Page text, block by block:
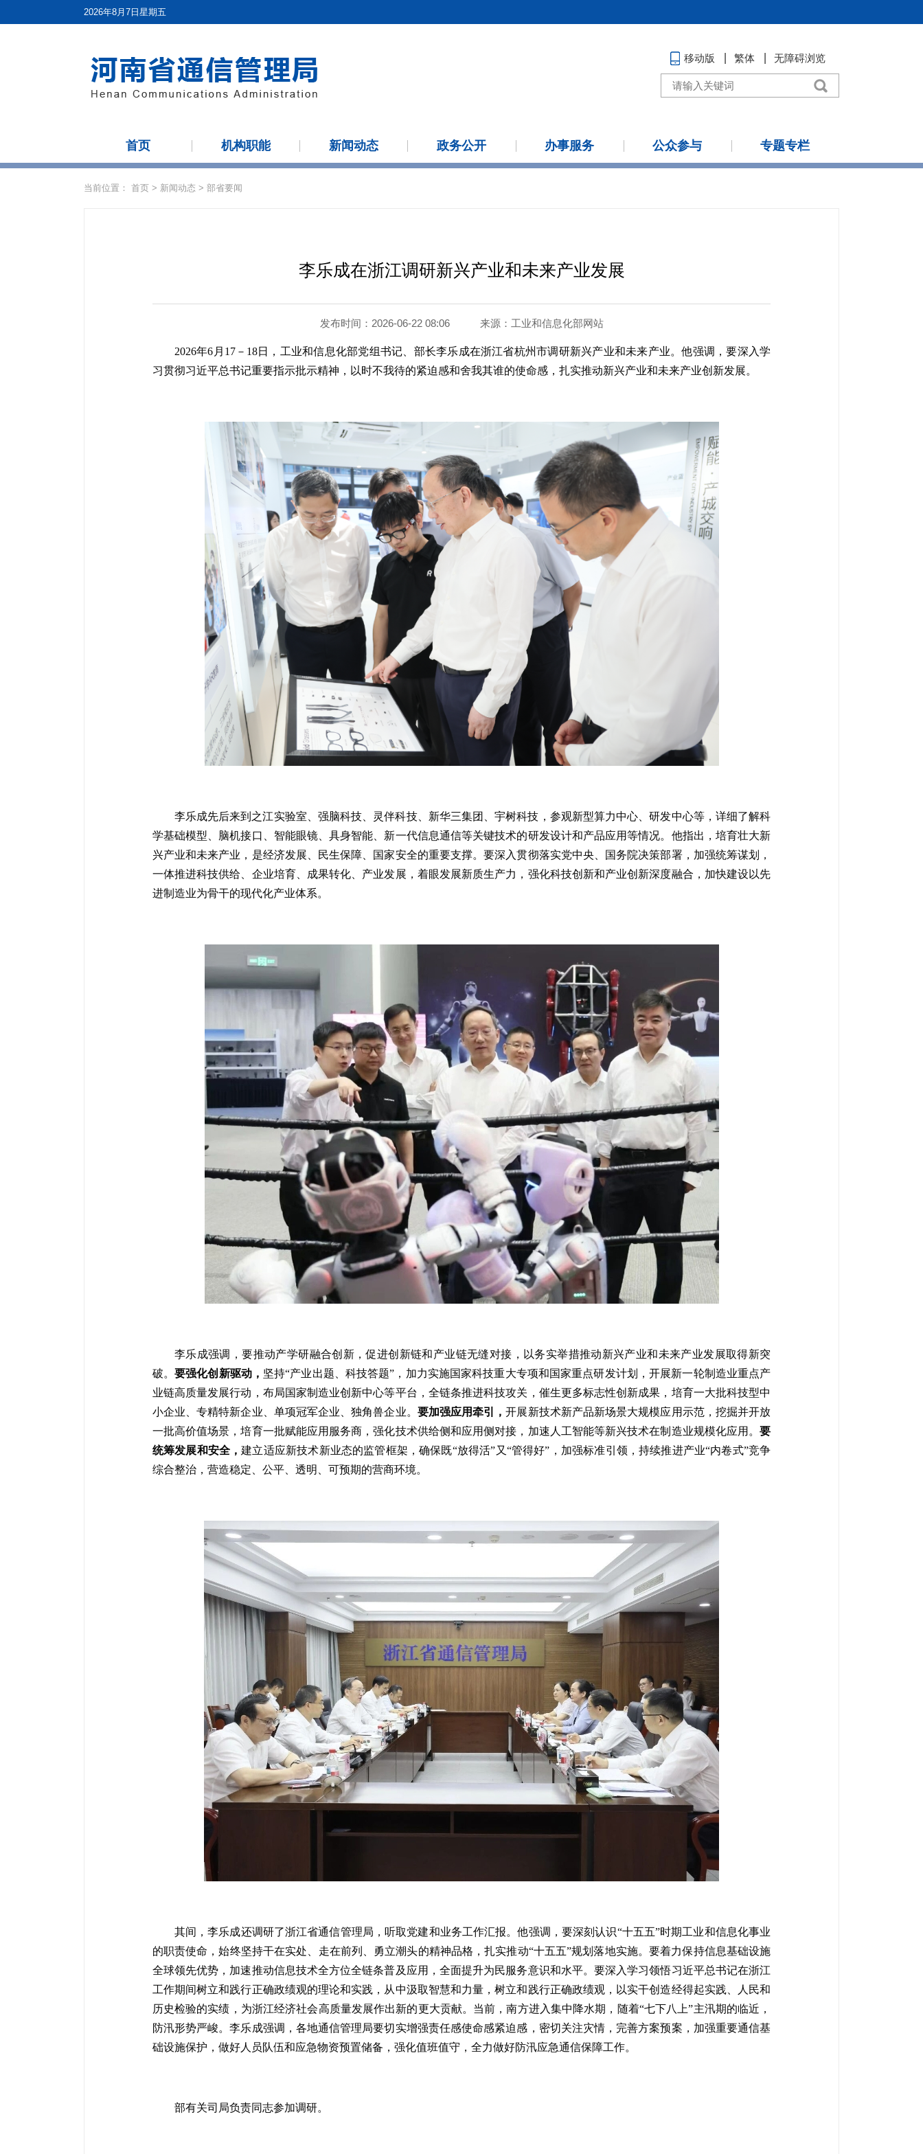
2026年8月7日星期五
移动版 繁体 无障碍浏览
首页 机构职能 新闻动态 政务公开 办事服务 公众参与 专题专栏
当前位置： 首页 > 新闻动态 > 部省要闻
李乐成在浙江调研新兴产业和未来产业发展
发布时间：2026-06-22 08:06 来源： 工业和信息化部网站
2026年6月17－18日，工业和信息化部党组书记、部长李乐成在浙江省杭州市调研新兴产业和未来产业。他强调，要深入学
习贯彻习近平总书记重要指示批示精神，以时不我待的紧迫感和舍我其谁的使命感，扎实推动新兴产业和未来产业创新发展。
李乐成先后来到之江实验室、强脑科技、灵伴科技、新华三集团、宇树科技，参观新型算力中心、研发中心等，详细了解科
学基础模型、脑机接口、智能眼镜、具身智能、新一代信息通信等关键技术的研发设计和产品应用等情况。他指出，培育壮大新
兴产业和未来产业，是经济发展、民生保障、国家安全的重要支撑。要深入贯彻落实党中央、国务院决策部署，加强统筹谋划，
一体推进科技供给、企业培育、成果转化、产业发展，着眼发展新质生产力，强化科技创新和产业创新深度融合，加快建设以先
进制造业为骨干的现代化产业体系。
李乐成强调，要推动产学研融合创新，促进创新链和产业链无缝对接，以务实举措推动新兴产业和未来产业发展取得新突
破。要强化创新驱动， 坚持“产业出题、科技答题”，加力实施国家科技重大专项和国家重点研发计划，开展新一轮制造业重点产
业链高质量发展行动，布局国家制造业创新中心等平台，全链条推进科技攻关，催生更多标志性创新成果，培育一大批科技型中
小企业、专精特新企业、单项冠军企业、独角兽企业。 要加强应用牵引，开展新技术新产品新场景大规模应用示范，挖掘并开放
一批高价值场景，培育一批赋能应用服务商，强化技术供给侧和应用侧对接，加速人工智能等新兴技术在制造业规模化应用。要
统筹发展和安全，建立适应新技术新业态的监管框架，确保既“放得活”又“管得好”，加强标准引领，持续推进产业“内卷式”竞争
综合整治，营造稳定、公平、透明、可预期的营商环境。
其间，李乐成还调研了浙江省通信管理局，听取党建和业务工作汇报。他强调，要深刻认识“十五五”时期工业和信息化事业
的职责使命，始终坚持干在实处、走在前列、勇立潮头的精神品格，扎实推动“十五五”规划落地实施。要着力保持信息基础设施
全球领先优势，加速推动信息技术全方位全链条普及应用，全面提升为民服务意识和水平。要深入学习领悟习近平总书记在浙江
工作期间树立和践行正确政绩观的理论和实践，从中汲取智慧和力量，树立和践行正确政绩观，以实干创造经得起实践、人民和
历史检验的实绩，为浙江经济社会高质量发展作出新的更大贡献。当前，南方进入集中降水期，随着“七下八上”主汛期的临近，
防汛形势严峻。李乐成强调，各地通信管理局要切实增强责任感使命感紧迫感，密切关注灾情，完善方案预案，加强重要通信基
础设施保护，做好人员队伍和应急物资预置储备，强化值班值守，全力做好防汛应急通信保障工作。
部有关司局负责同志参加调研。